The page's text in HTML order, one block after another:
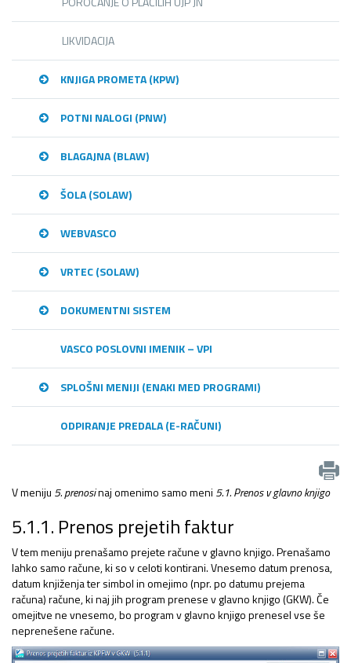
LIKVIDACIJA
KNJIGA PROMETA (KPW)
POTNI NALOGI (PNW)
BLAGAJNA (BLAW)
ŠOLA (SOLAW)
WEBVASCO
VRTEC (SOLAW)
DOKUMENTNI SISTEM
VASCO POSLOVNI IMENIK – VPI
SPLOŠNI MENIJI (ENAKI MED PROGRAMI)
ODPIRANJE PREDALA (E-RAČUNI)
V meniju 5. prenosinaj omenimo samo meni 5.1. Prenos v glavno knjigo
5.1.1. Prenos prejetih faktur
V tem meniju prenašamo prejete račune v glavno knjigo. Prenašamo
lahko samo račune, ki so v celoti kontirani. Vnesemo datum prenosa,
datum knjiženja ter simbol in omejimo (npr. po datumu prejema
računa) račune, ki naj jih program prenese v glavno knjigo (GKW). Če
omejitve ne vnesemo, bo program v glavno knjigo prenesel vse še
neprenešene račune.